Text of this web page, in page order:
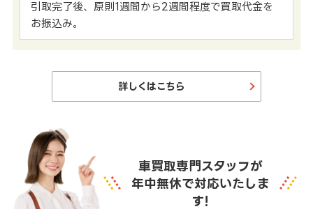
引取完了後、原則1週間から2週間程度で買取代金を
お振込み。
詳しくはこちら
車買取専門スタッフが
年中無休で対応いたしま
す!